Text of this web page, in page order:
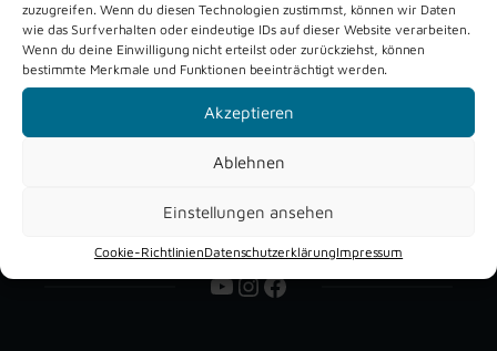
zuzugreifen. Wenn du diesen Technologien zustimmst, können wir Daten
wie das Surfverhalten oder eindeutige IDs auf dieser Website verarbeiten.
Wenn du deine Einwilligung nicht erteilst oder zurückziehst, können
bestimmte Merkmale und Funktionen beeinträchtigt werden.
Akzeptieren
Ablehnen
Einstellungen ansehen
Cookie-RichtlinienDatenschutzerklärungImpressum
Schützenfest
Verne 2026
Dreckburg
YouTube
Instagram
Facebook